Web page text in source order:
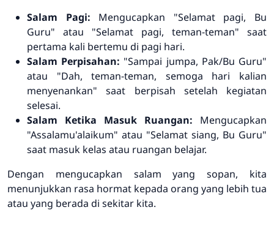
Salam Pagi: Mengucapkan "Selamat pagi, Bu
Guru" atau "Selamat pagi, teman-teman" saat
pertama kali bertemu di pagi hari.
Salam Perpisahan: "Sampai jumpa, Pak/Bu Guru"
atau "Dah, teman-teman, semoga hari kalian
menyenankan" saat berpisah setelah kegiatan
selesai.
Salam Ketika Masuk Ruangan: Mengucapkan
"Assalamu'alaikum" atau "Selamat siang, Bu Guru"
saat masuk kelas atau ruangan belajar.
Dengan mengucapkan salam yang sopan, kita
menunjukkan rasa hormat kepada orang yang lebih tua
atau yang berada di sekitar kita.